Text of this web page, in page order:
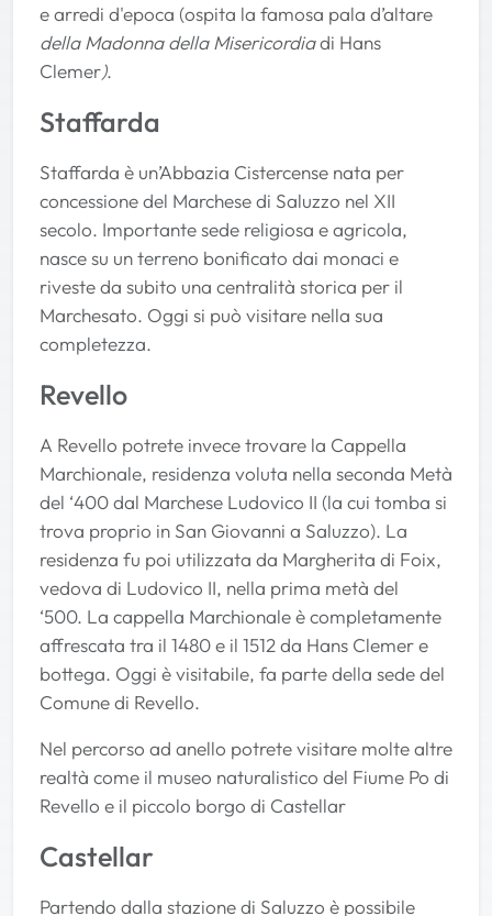
e arredi d'epoca (ospita la famosa pala d’altare
della Madonna della Misericordiadi Hans
Clemer).
Staffarda
Staffarda è un’Abbazia Cistercense nata per
concessione del Marchese di Saluzzo nel XII
secolo. Importante sede religiosa e agricola,
nasce su un terreno bonificato dai monaci e
riveste da subito una centralità storica per il
Marchesato. Oggi si può visitare nella sua
completezza.
Revello
A Revello potrete invece trovare la Cappella
Marchionale, residenza voluta nella seconda Metà
del ‘400 dal Marchese Ludovico II (la cui tomba si
trova proprio in San Giovanni a Saluzzo). La
residenza fu poi utilizzata da Margherita di Foix,
vedova di Ludovico II, nella prima metà del
‘500. La cappella Marchionale è completamente
affrescata tra il 1480 e il 1512 da Hans Clemer e
bottega. Oggi è visitabile, fa parte della sede del
Comune di Revello.
Nel percorso ad anello potrete visitare molte altre
realtà come il museo naturalistico del Fiume Po di
Revello e il piccolo borgo di Castellar
Castellar
Partendo dalla stazione di Saluzzo è possibile